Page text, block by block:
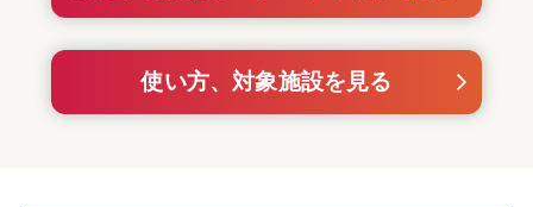
使い方、対象施設を見る